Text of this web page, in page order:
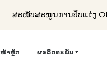
ສະໜັບສະໜູນການປັບແຕ່ງ
ໜ້າຫຼັກ ຜະລິດຕະພັນ